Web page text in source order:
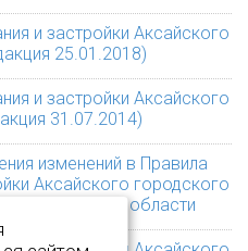
и застройки Аксайского
25.01.2018)
и застройки Аксайского
31.07.2014)
изменений в Правила
Аксайского городского
Ростовской области